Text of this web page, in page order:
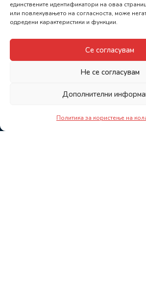
единствените идентификатори на оваа
или повлекувањето на согласноста, може
одредени карактеристики и функции.
Се согласувам
Не се согласувам
Дополнителни
Политика за користење на